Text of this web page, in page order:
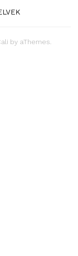
by aThemes.